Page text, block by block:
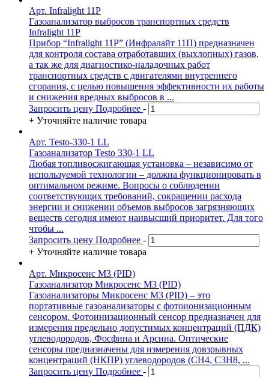
Арт. Infralight 11P
Газоанализатор выбросов транспортных средств
Infralight 11P
Прибор “Infralight 11P” (Инфралайт 11П) предназначен
для контроля состава отработавших (выхлопных) газов,
а так же для диагностико-наладочных работ
транспортных средств с двигателями внутреннего
сгорания, с целью повышения эффективности их работы
и снижения вредных выбросов в ...
Запросить цену Подробнее -
+ Уточняйте наличие товара
Арт. Testo-330-1 LL
Газоанализатор Testo 330-1 LL
Любая топливосжигающая установка – независимо от
используемой технологии – должна функционировать в
оптимальном режиме. Вопросы о соблюдении
соответствующих требований, сокращении расхода
энергии и снижении объемов выбросов загрязняющих
веществ сегодня имеют наивысший приоритет. Для того
чтобы ...
Запросить цену Подробнее -
+ Уточняйте наличие товара
Арт. Микросенс М3 (PID)
Газоанализатор Микросенс М3 (PID)
Газоанализаторы Микросенс М3 (PID) – это
портативные газоанализаторы c фотоионизационным
сенсором. Фотоинизационный сенсор предназначен для
измерения предельно допустимых концентраций (ПДК)
углеводородов, Фосфина и Арсина. Оптические
сенcоры предназначены для измерения довзрывных
концентраций (НКПР) углеводородов (CH4, C3H8, ...
Запросить цену Подробнее -